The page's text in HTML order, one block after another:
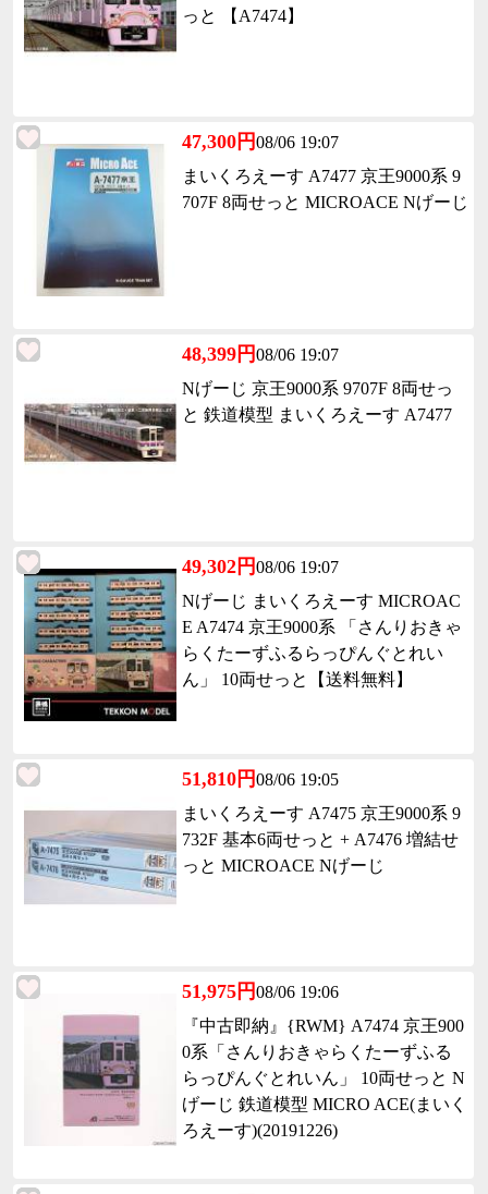
っと 【A7474】
47,300円08/06 19:07
まいくろえーす A7477 京王9000系 9
707F 8両せっと MICROACE Nげーじ
48,399円08/06 19:07
Nげーじ 京王9000系 9707F 8両せっ
と 鉄道模型 まいくろえーす A7477
49,302円08/06 19:07
Nげーじ まいくろえーす MICROAC
E A7474 京王9000系 「さんりおきゃ
らくたーずふるらっぴんぐとれい
ん」 10両せっと【送料無料】
51,810円08/06 19:05
まいくろえーす A7475 京王9000系 9
732F 基本6両せっと + A7476 増結せ
っと MICROACE Nげーじ
51,975円08/06 19:06
『中古即納』{RWM} A7474 京王900
0系「さんりおきゃらくたーずふる
らっぴんぐとれいん」 10両せっと N
げーじ 鉄道模型 MICRO ACE(まいく
ろえーす)(20191226)